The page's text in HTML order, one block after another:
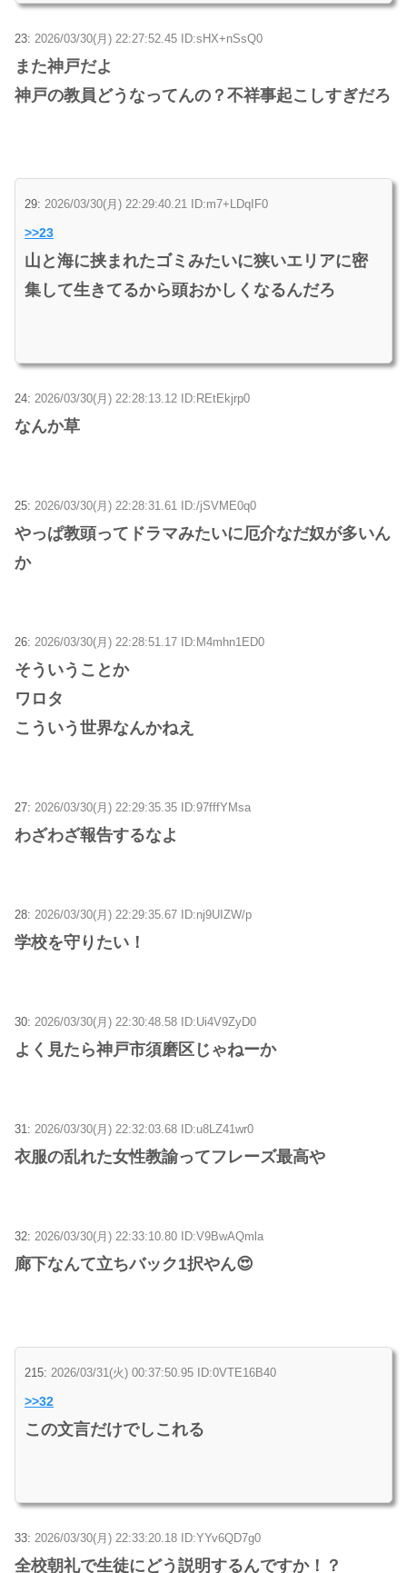
23: 2026/03/30(月) 22:27:52.45 ID:sHX+nSsQ0
また神戸だよ
神戸の教員どうなってんの？不祥事起こしすぎだろ
29: 2026/03/30(月) 22:29:40.21 ID:m7+LDqIF0
>>23
山と海に挟まれたゴミみたいに狭いエリアに密
集して生きてるから頭おかしくなるんだろ
24: 2026/03/30(月) 22:28:13.12 ID:REtEkjrp0
なんか草
25: 2026/03/30(月) 22:28:31.61 ID:/jSVME0q0
やっぱ教頭ってドラマみたいに厄介なだ奴が多いん
か
26: 2026/03/30(月) 22:28:51.17 ID:M4mhn1ED0
そういうことか
ワロタ
こういう世界なんかねえ
27: 2026/03/30(月) 22:29:35.35 ID:97fffYMsa
わざわざ報告するなよ
28: 2026/03/30(月) 22:29:35.67 ID:nj9UIZW/p
学校を守りたい！
30: 2026/03/30(月) 22:30:48.58 ID:Ui4V9ZyD0
よく見たら神戸市須磨区じゃねーか
31: 2026/03/30(月) 22:32:03.68 ID:u8LZ41wr0
衣服の乱れた女性教諭ってフレーズ最高や
32: 2026/03/30(月) 22:33:10.80 ID:V9BwAQmla
廊下なんて立ちバック1択やん😍
215: 2026/03/31(火) 00:37:50.95 ID:0VTE16B40
>>32
この文言だけでしこれる
33: 2026/03/30(月) 22:33:20.18 ID:YYv6QD7g0
全校朝礼で生徒にどう説明するんですか！？